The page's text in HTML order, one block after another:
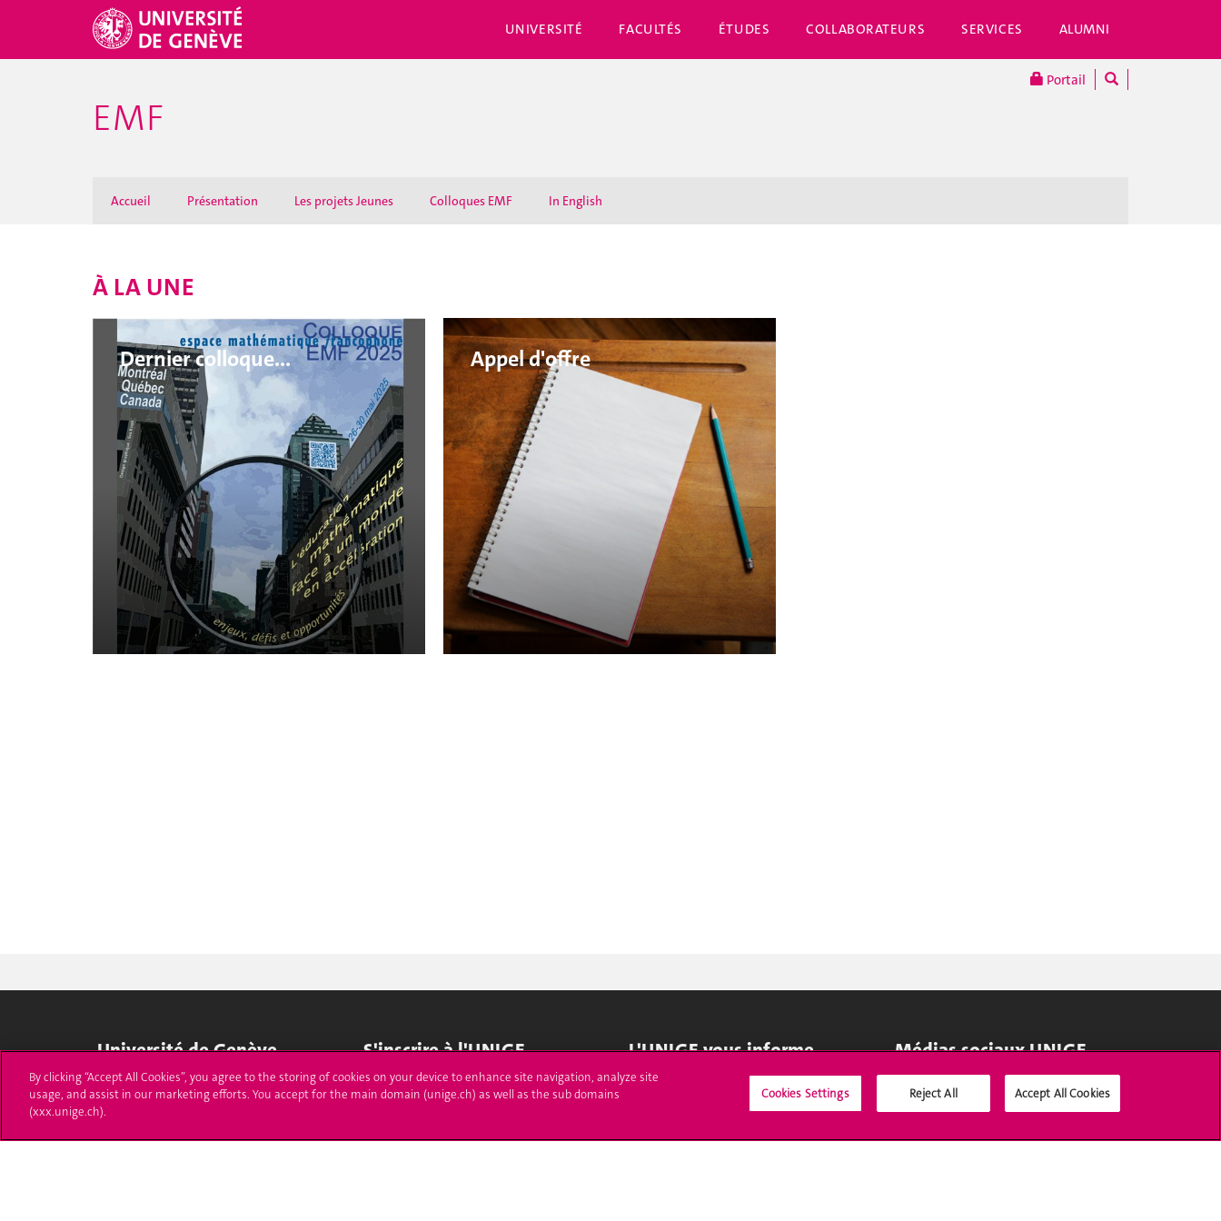
UNIVERSITÉ FACULTÉS ÉTUDES COLLABORATEURS SERVICES ALUMNI
Portail
EMF
Accueil Présentation Les projets Jeunes Colloques EMF In English
À LA UNE
Dernier colloque... Appel d'offre
Université de Genève
24 rue du Général-Dufour
1211 Genève 4
F. +41 (0)22 379 11 34
S'inscrire à l'UNIGE
Immatriculations
L'UNIGE vous informe Médias sociaux UNIGE
By clicking “Accept All Cookies”, you agree to the storing of cookies on your device to enhance site navigation, analyze site
usage, and assist in our marketing efforts. You accept for the main domain (unige.ch) as well as the sub domains
(xxx.unige.ch).
Cookies Settings Reject All Accept All Cookies